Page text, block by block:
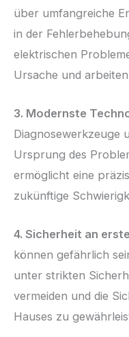
über umfangreiche
in der
elektrischen
Ursache und
3. Modernste
Diagnosewerkzeuge
Ursprung des
ermöglicht eine
zukünftige
4. Sicherheit an
können gefährlich
unter strikten
vermeiden und die
Hauses zu